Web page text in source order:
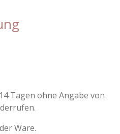
Tagen ohne Angabe von
Ware.